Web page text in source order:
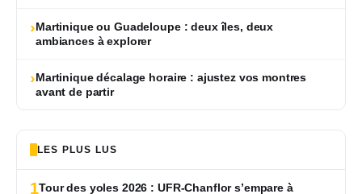
›Martinique ou Guadeloupe : deux îles, deux
ambiances à explorer
›Martinique décalage horaire : ajustez vos montres
avant de partir
LES PLUS LUS
1Tour des yoles 2026 : UFR-Chanflor s’empare à